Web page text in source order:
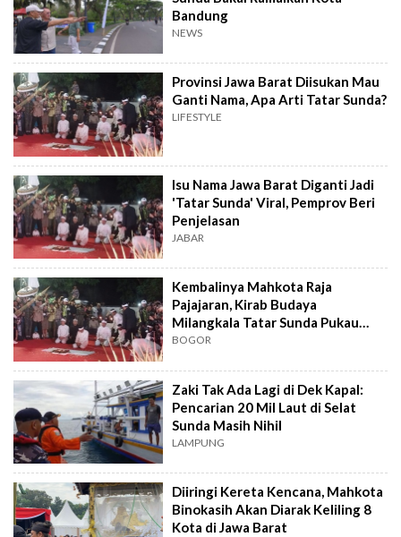
Bandung
NEWS
Provinsi Jawa Barat Diisukan Mau
Ganti Nama, Apa Arti Tatar Sunda?
LIFESTYLE
Isu Nama Jawa Barat Diganti Jadi
'Tatar Sunda' Viral, Pemprov Beri
Penjelasan
JABAR
Kembalinya Mahkota Raja
Pajajaran, Kirab Budaya
Milangkala Tatar Sunda Pukau
Warga Bogor
BOGOR
Zaki Tak Ada Lagi di Dek Kapal:
Pencarian 20 Mil Laut di Selat
Sunda Masih Nihil
LAMPUNG
Diiringi Kereta Kencana, Mahkota
Binokasih Akan Diarak Keliling 8
Kota di Jawa Barat